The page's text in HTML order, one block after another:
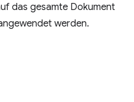
das gesamte Dokument
werden.